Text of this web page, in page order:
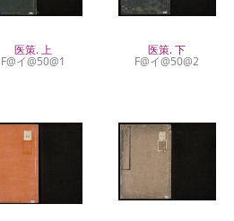
医策. 上
F@イ@50@1
医策. 下
F@イ@50@2